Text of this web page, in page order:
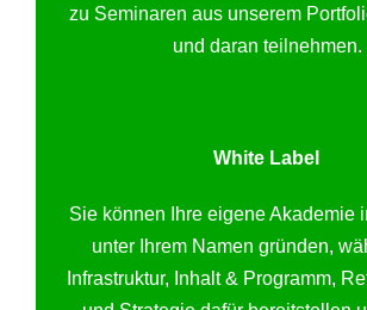
zu Seminaren aus unserem
und daran teilnehmen.
White Label
Sie können Ihre eigene Akademie
unter Ihrem Namen gründen,
Infrastruktur, Inhalt & Programm,